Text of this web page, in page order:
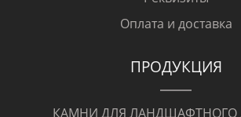
Оплата и доставка
ПРОДУКЦИЯ
КАМНИ ДЛЯ ЛАНДШАФТНОГО